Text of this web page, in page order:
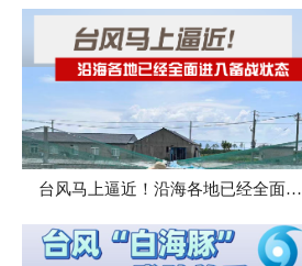
台风马上逼近！沿海各地已经全面进入备战状态